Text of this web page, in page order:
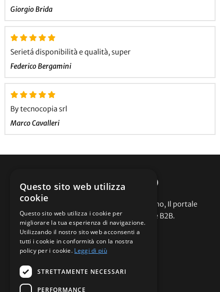
Giorgio Brida
Serietá disponibilità e qualità, super
Federico Bergamini
By tecnocopia srl
Marco Cavalleri
CARPIPROMO
Abbigliamento promozionale Carpipromo, Il portale
dell'abbigliamento promozionale B2B.
Assistenza
Cataloghi
Contattaci
Termini e condizioni
Questo sito web utilizza
cookie
Questo sito web utilizza i cookie per
migliorare la tua esperienza di navigazione.
Utilizzando il nostro sito web acconsenti a
tutti i cookie in conformità con la nostra
policy per i cookie. Leggi di più
STRETTAMENTE NECESSARI
PERFORMANCE